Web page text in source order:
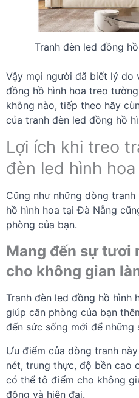
Tranh đèn led đồng
Vậy mọi người đã biết lý do
đồng hồ hình hoa treo
không nào, tiếp theo hãy
của tranh đèn led đồng hồ
Lợi ích khi treo
đèn led hình
Cũng như những dòng
hồ hình hoa tại Đà Nẵng
phòng của bạn.
Mang đến sự tươi
cho không gian
Tranh đèn led đồng hồ hình
giúp căn phòng của bạn
đến sức sống mới để những
Ưu điểm của dòng tranh
nét, trung thực, độ bền cao
có thể tô điểm cho không
động và hiện đại.